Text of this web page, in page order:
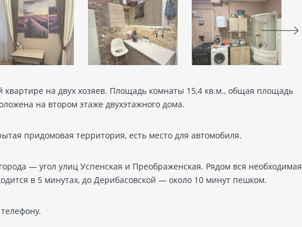
квартире на двух хозяев. Площадь комнаты 15,4 кв.м., общая площадь
на втором этаже двухэтажного дома.
придомовая территория, есть место для автомобиля.
— угол улиц Успенская и Преображенская. Рядом вся необходимая
в 5 минутах, до Дерибасовской — около 10 минут пешком.